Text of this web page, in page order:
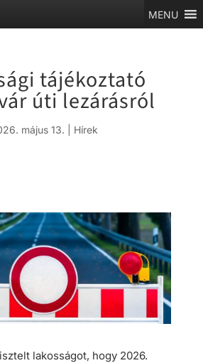
MENU
tájékoztató
úti lezárásról
május 13. Hírek
lakosságot, hogy 2026.